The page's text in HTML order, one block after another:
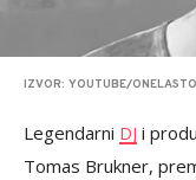
IZVOR: YOUTUBE/
Legendarni DJ i
Tomas Brukner,